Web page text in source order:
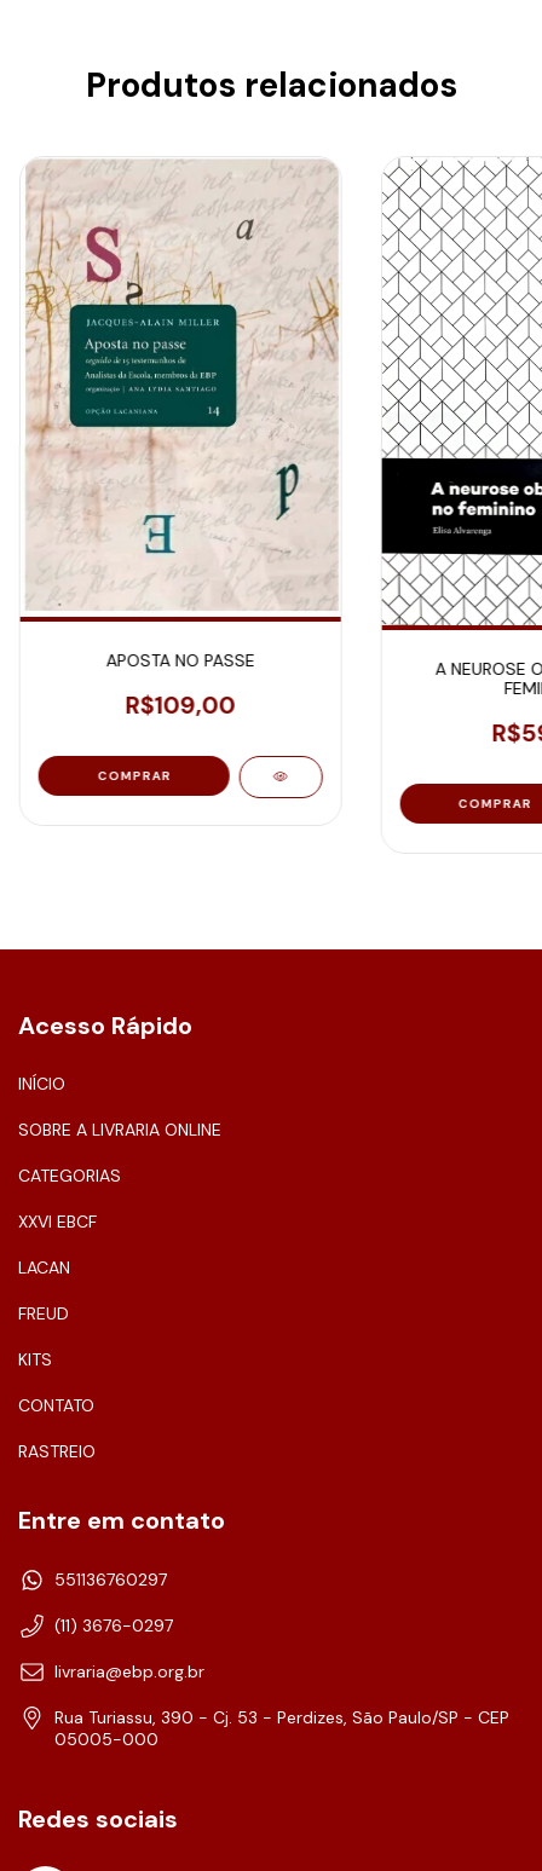
Produtos relacionados
APOSTA NO PASSE
R$109,00
A NEUROSE
Acesso Rápido
INÍCIO
SOBRE A LIVRARIA ONLINE
CATEGORIAS
XXVI EBCF
LACAN
FREUD
KITS
CONTATO
RASTREIO
Entre em contato
551136760297
(11) 3676-0297
livraria@ebp.org.br
Rua Turiassu, 390 - Cj. 53 - Perdizes, São Paulo/SP - CEP
05005-000
Redes sociais